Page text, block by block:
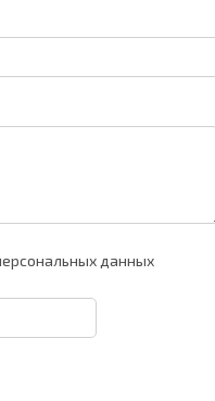
данных